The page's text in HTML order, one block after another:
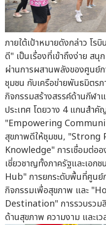
ภายใต้เป้าหมายดังกล่าว โร
ดี" เป็นเรื่องที่เข้าถึงง่าย สนุ
ผ่านการผสานพลังของศูนย์ก
ชุมชน กับเครือข่ายพันธมิตรภ
กิจกรรมสร้างสรรค์ด้านกีฬา
ประเทศ โดยวาง 4 แกนสำคั
"Empowering
สุขภาพดีให้ชุมชน,
Knowledge" การเชื่อมต่อ
เชี่ยวชาญทั้งภาครัฐและเอ
Hub" การยกระดับพื้นที่ศูนย์
กิจกรรมเพื่อสุขภาพ และ
Destination" การรวบรวม
ด้านสุขภาพ ความงาม และเ